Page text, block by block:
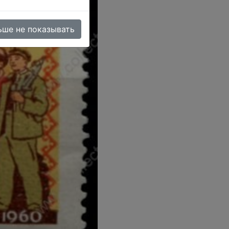
не показывать